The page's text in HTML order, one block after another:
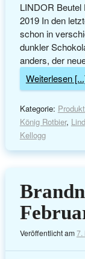
LINDOR Beutel
2019 In den
schon in
dunkler
anders, der
Weiterlesen
Kategorie:
König Rotbier,
Kellogg
Veröffentlicht am7.